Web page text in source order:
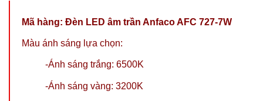
Mã hàng: Đèn LED âm trần Anfaco AFC 727-7W
Màu ánh sáng lựa chọn:
-Ánh sáng trắng: 6500K
-Ánh sáng vàng: 3200K